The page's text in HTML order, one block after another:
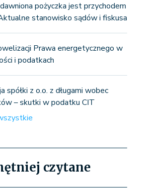
pożyczka jest przychodem
stanowisko sądów i fiskusa
Prawa energetycznego w
i podatkach
spółki z o.o. z długami wobec
– skutki w podatku CIT
czytane